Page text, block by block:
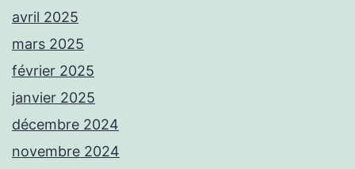
avril 2025
mars 2025
février 2025
janvier 2025
décembre 2024
novembre 2024